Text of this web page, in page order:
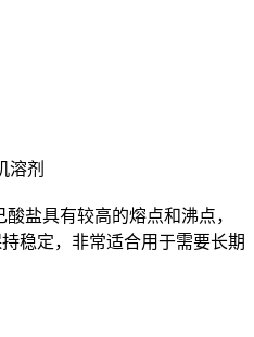
溶剂
盐具有较高的熔点和沸点，
稳定，非常适合用于需要长期